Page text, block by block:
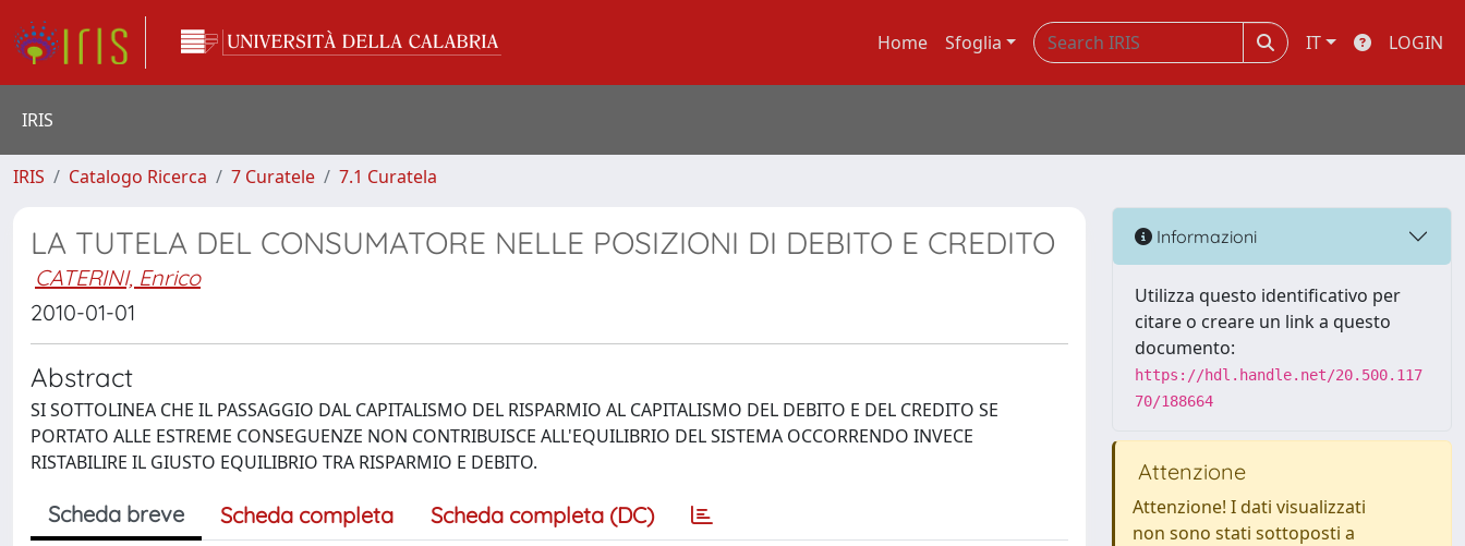
Home Sfoglia IT LOGIN
IRIS
IRIS Catalogo Ricerca 7 Curatele 7.1 Curatela
LA TUTELA DEL CONSUMATORE NELLE POSIZIONI DI DEBITO E CREDITO
CATERINI, Enrico
2010-01-01
Abstract
SI SOTTOLINEA CHE IL PASSAGGIO DAL CAPITALISMO DEL RISPARMIO AL CAPITALISMO DEL DEBITO E DEL CREDITO SE
PORTATO ALLE ESTREME CONSEGUENZE NON CONTRIBUISCE ALL'EQUILIBRIO DEL SISTEMA OCCORRENDO INVECE
RISTABILIRE IL GIUSTO EQUILIBRIO TRA RISPARMIO E DEBITO.
Scheda breve Scheda completa Scheda completa (DC)
Informazioni
Utilizza questo identificativo per
citare o creare un link a questo
documento:
https://hdl.handle.net/20.500.117
70/188664
Attenzione
Attenzione! I dati visualizzati
non sono stati sottoposti a